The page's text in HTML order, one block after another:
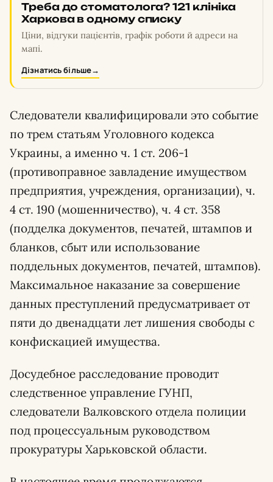
Треба до стоматолога? 121 клініка
Харкова в одному списку
Ціни, відгуки пацієнтів, графік роботи й адреси на
мапі.
Дізнатись більше→
Следователи квалифицировали это событие
по трем статьям Уголовного кодекса
Украины, а именно ч. 1 ст. 206-1
(противоправное завладение имуществом
предприятия, учреждения, организации), ч.
4 ст. 190 (мошенничество), ч. 4 ст. 358
(подделка документов, печатей, штампов и
бланков, сбыт или использование
поддельных документов, печатей, штампов).
Максимальное наказание за совершение
данных преступлений предусматривает от
пяти до двенадцати лет лишения свободы с
конфискацией имущества.
Досудебное расследование проводит
следственное управление ГУНП,
следователи Валковского отдела полиции
под процессуальным руководством
прокуратуры Харьковской области.